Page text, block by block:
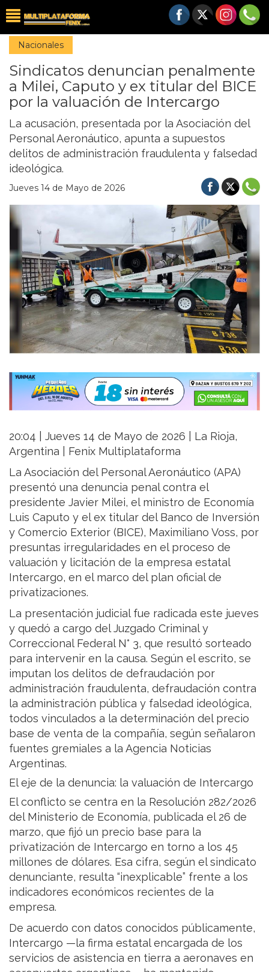
Nacionales
Sindicatos denuncian penalmente
a Milei, Caputo y ex titular del BICE
por la valuación de Intercargo
La acusación, presentada por la Asociación del
Personal Aeronáutico, apunta a supuestos
delitos de administración fraudulenta y falsedad
ideológica.
Jueves 14 de Mayo de 2026
20:04 | Jueves 14 de Mayo de 2026 | La Rioja,
Argentina | Fenix Multiplataforma
La Asociación del Personal Aeronáutico (APA)
presentó una denuncia penal contra el
presidente Javier Milei, el ministro de Economía
Luis Caputo y el ex titular del Banco de Inversión
y Comercio Exterior (BICE), Maximiliano Voss, por
presuntas irregularidades en el proceso de
valuación y licitación de la empresa estatal
Intercargo, en el marco del plan oficial de
privatizaciones.
La presentación judicial fue radicada este jueves
y quedó a cargo del Juzgado Criminal y
Correccional Federal N° 3, que resultó sorteado
para intervenir en la causa. Según el escrito, se
imputan los delitos de defraudación por
administración fraudulenta, defraudación contra
la administración pública y falsedad ideológica,
todos vinculados a la determinación del precio
base de venta de la compañía, según señalaron
fuentes gremiales a la Agencia Noticias
Argentinas.
El eje de la denuncia: la valuación de Intercargo
El conflicto se centra en la Resolución 282/2026
del Ministerio de Economía, publicada el 26 de
marzo, que fijó un precio base para la
privatización de Intercargo en torno a los 45
millones de dólares. Esa cifra, según el sindicato
denunciante, resulta “inexplicable” frente a los
indicadores económicos recientes de la
empresa.
De acuerdo con datos conocidos públicamente,
Intercargo —la firma estatal encargada de los
servicios de asistencia en tierra a aeronaves en